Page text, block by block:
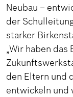
Neubau –
der
starker
„Wir haben
den Eltern und
entwickeln und